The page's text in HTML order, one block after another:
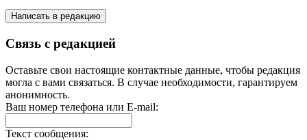
Написать в редакцию
Связь с редакцией
Оставьте свои настоящие контактные данные, чтобы редакция
могла с вами связаться. В случае необходимости, гарантируем
анонимность.
Ваш номер телефона или E-mail:
Текст сообщения: